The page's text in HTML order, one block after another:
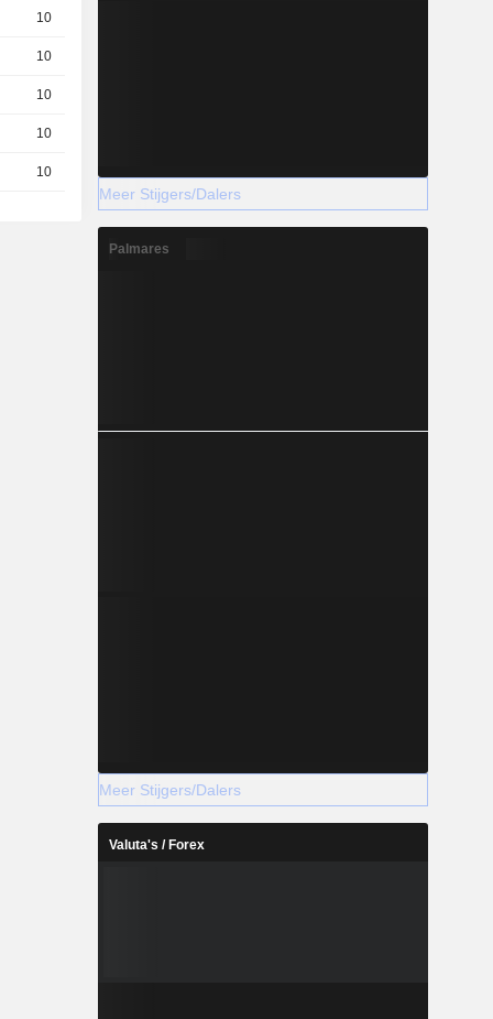
10
10
10
10
10
Meer Stijgers/Dalers
Palmares
Meer Stijgers/Dalers
Valuta's / Forex